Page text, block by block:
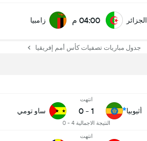
الجزائر 04:00 م زامبيا
جدول مباريات تصفيات كأس أمم إفريقيا
أثيوبيا
انتهت
1
-
0
النتيجة الاجمالية 4 - 0
ساو تومي
انتهت